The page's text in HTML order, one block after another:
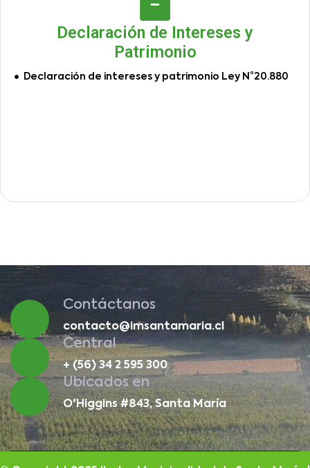
Declaración de Intereses y
Patrimonio
Declaración de intereses y patrimonio Ley N°20.880
Contáctanos
contacto@imsantamaria.cl
Central
+ (56) 34 2 595 300
Ubicados en
O'Higgins #843, Santa María